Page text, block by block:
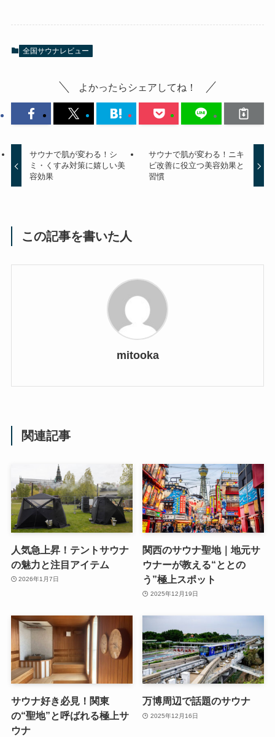
全国サウナレビュー
よかったらシェアしてね！
サウナで肌が変わる！シ
ミ・くすみ対策に嬉しい美
容効果
サウナで肌が変わる！ニキ
ビ改善に役立つ美容効果と
習慣
この記事を書いた人
mitooka
関連記事
人気急上昇！テントサウナ
の魅力と注目アイテム
2026年1月7日
関西のサウナ聖地｜地元サ
ウナーが教える“ととの
う”極上スポット
2025年12月19日
サウナ好き必見！関東
の“聖地”と呼ばれる極上サ
ウナ
万博周辺で話題のサウナ
2025年12月16日